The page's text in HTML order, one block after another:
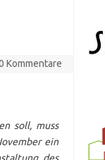
Kommentare
soll, muss
ein